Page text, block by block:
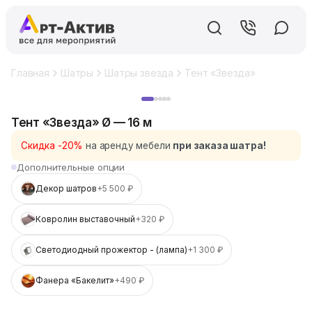
Главная Шатры Шатры звезда Тент «Звезда» Ø — 16 м
Тент «Звезда» Ø — 16 м
Скидка -20% на аренду мебели при заказа шатра!
Дополнительные опции
Декор шатров+5 500 ₽
Ковролин выставочный+320 ₽
Светодиодный прожектор - (лампа)+1 300 ₽
Фанера «Бакелит»+490 ₽